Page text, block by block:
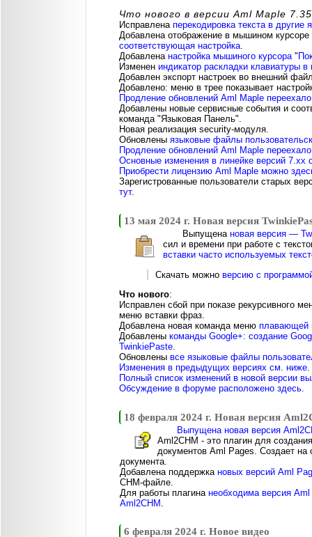
Что нового в версии Aml Maple 7.35
Исправлена перекодировка текста в другие
Добавлена отображение в мышином курсоре
соответствующая настройка
Добавлена настройка мышиного курсора "
Изменен индикатор раскладки клавиатуры
Добавлен экспорт настроек во внешний
Добавлено: меню в трее показывает
Продление обновлений Aml Maple
Добавлены новые сервисные события и
команда "Языковая Панель".
Новая реализация security-модуля.
Обновлены языковые файлы
Продление обновлений Aml Maple
Основные изменения в линейке версий 7.xx
Приобрести лицензию Aml Maple можно
Зарегистрованные пользователи старых
тут.
13 мая 2024 г. Новая версия
Выпущена новая версия —
сил и времени при работе с
вставки часто используемых
Скачать можно версию с
Что нового:
Исправлен сбой при показе рекурсивного
меню вставки фраз.
Добавлена новая команда меню плавающей
Добавлены команды Google+: создание
TwinkiePaste.
Обновлены все языковые файлы
Изменения в предыдущих версиях см. ниже.
Полный список изменений в новой версии
Обсуждение в форуме расположено здесь.
18 февраля 2024 г. Новая версия
Выпущена новая версия
Aml2CHM - это плагин для
документов Aml Pages. Создает
документа.
Добавлена поддержка новых версий Aml
CHM-файле.
Для работы плагина необходима версия
Aml2CHM .
6 февраля 2024 г. Новое видео